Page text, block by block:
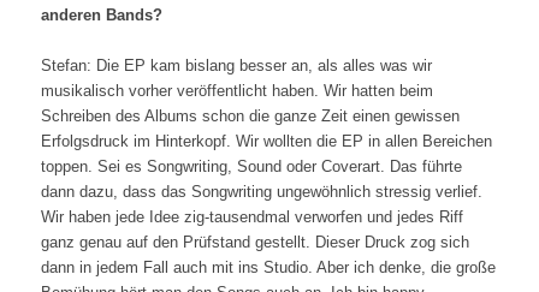
anderen Bands?
Stefan: Die EP kam bislang besser an, als alles was wir
musikalisch vorher veröffentlicht haben. Wir hatten beim
Schreiben des Albums schon die ganze Zeit einen gewissen
Erfolgsdruck im Hinterkopf. Wir wollten die EP in allen Bereichen
toppen. Sei es Songwriting, Sound oder Coverart. Das führte
dann dazu, dass das Songwriting ungewöhnlich stressig verlief.
Wir haben jede Idee zig-tausendmal verworfen und jedes Riff
ganz genau auf den Prüfstand gestellt. Dieser Druck zog sich
dann in jedem Fall auch mit ins Studio. Aber ich denke, die große